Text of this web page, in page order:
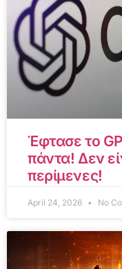
Έφτασε το
πάντα! Δεν
περίμενες!
April 24, 2026 No